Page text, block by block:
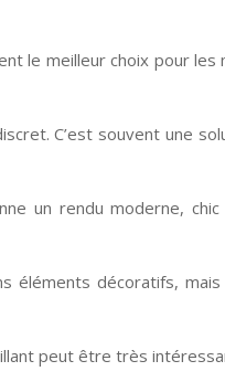
le meilleur choix pour les
C’est souvent une
un rendu moderne,
éléments décoratifs,
peut être très